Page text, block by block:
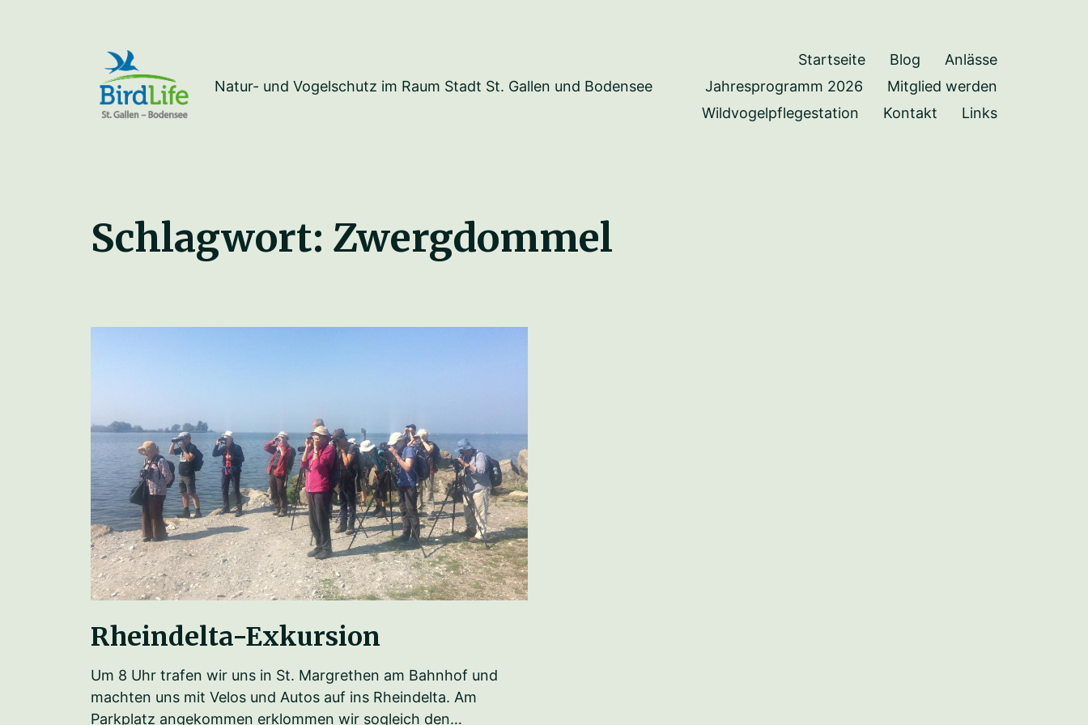
Natur- und Vogelschutz im Raum Stadt St. Gallen und Bodensee
Startseite Blog
Anlässe
Jahresprogramm 2026
Mitglied werden
Wildvogelpflegestation
Kontakt Links
Schlagwort: Zwergdommel
Rheindelta-Exkursion
Um 8 Uhr trafen wir uns in St. Margrethen am Bahnhof und
machten uns mit Velos und Autos auf ins Rheindelta. Am
Parkplatz angekommen erklommen wir sogleich den…